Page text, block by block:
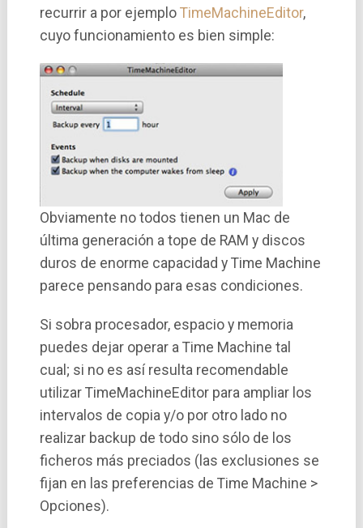
recurrir a por ejemplo TimeMachineEditor,
cuyo funcionamiento es bien simple:
Obviamente no todos tienen un Mac de
última generación a tope de RAM y discos
duros de enorme capacidad y Time Machine
parece pensando para esas condiciones.
Si sobra procesador, espacio y memoria
puedes dejar operar a Time Machine tal
cual; si no es así­ resulta recomendable
utilizar TimeMachineEditor para ampliar los
intervalos de copia y/o por otro lado no
realizar backup de todo sino sólo de los
ficheros más preciados (las exclusiones se
fijan en las preferencias de Time Machine >
Opciones).